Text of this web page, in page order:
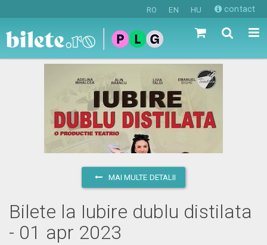
RO EN HU contact
MAI MULTE DETALII
Bilete la Iubire dublu distilata
- 01 apr 2023